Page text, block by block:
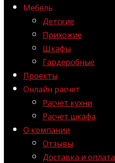
Мебель
Детские
Прихожие
Шкафы
Гардеробные
Проекты
Онлайн расчет
Расчет кухни
Расчет шкафа
О компании
Отзывы
Доставка и оплата